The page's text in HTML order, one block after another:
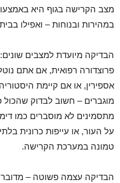
מצב הקרישה בגוף היא
במהירות ובנוחות – ואפילו
הבדיקה מיועדת למצבים
פרוצדורה רפואית, אם אתם
אספירין, או אם קיימת
מוגברים – חשוב לבדוק
מתסמינים לא מוסברים כמו
על העור, או עייפות כרונית
טמונה במערכת הקרישה.
הבדיקה עצמה פשוטה –